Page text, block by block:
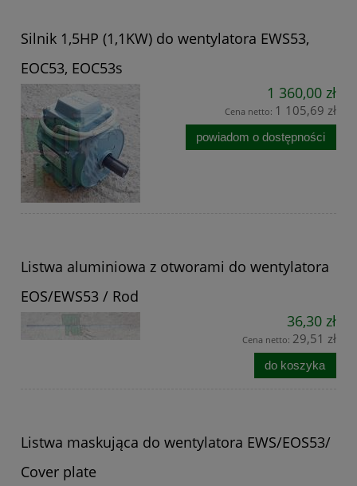
Silnik 1,5HP (1,1KW) do wentylatora EWS53,
EOC53, EOC53s
1 360,00 zł
Cena netto: 1 105,69 zł
powiadom o dostępności
Listwa aluminiowa z otworami do wentylatora
EOS/EWS53 / Rod
36,30 zł
Cena netto: 29,51 zł
do koszyka
Listwa maskująca do wentylatora EWS/EOS53/
Cover plate